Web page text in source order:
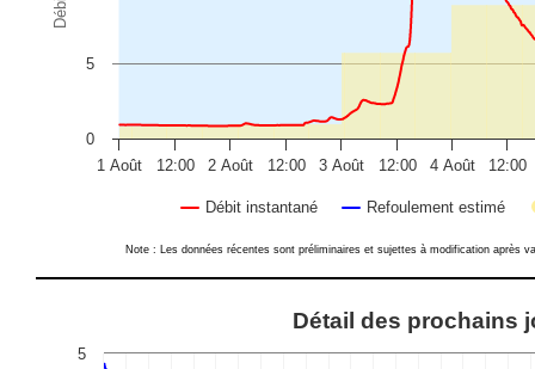
Débit instantané Refoulement estimé
1 Août 12:00 2 Août 12:00 3 Août 12:00 4 Août 12:00
0
5
End of interactive chart.
Note : Les données récentes sont préliminaires et sujettes à modification après
Combination chart with 6 data series.
Détail des prochains
5